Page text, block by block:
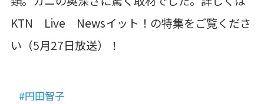
KTN Live Newsイット！の特集をご覧くださ
い（5月27日放送）！
#円田智子